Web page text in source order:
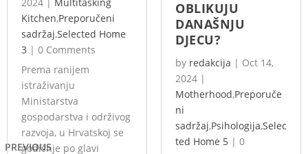
PREVIOUS
Kitchen,Preporučeni
sadržaj,Selected Home
3 | 0 Comments
Prema ranijem
istraživanju
Ministarstva
gospodarstva i održivog
razvoja, u Hrvatskoj se
godišnje po glavi
OBLIKUJU
DANAŠNJU
DJECU?
by redakcija | Oct 14,
2024 |
Motherhood,Preporuče
ni
sadržaj,Psihologija,Selec
ted Home 5 | 0